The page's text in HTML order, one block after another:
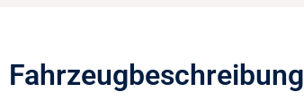
Fahrzeugbeschreibung​